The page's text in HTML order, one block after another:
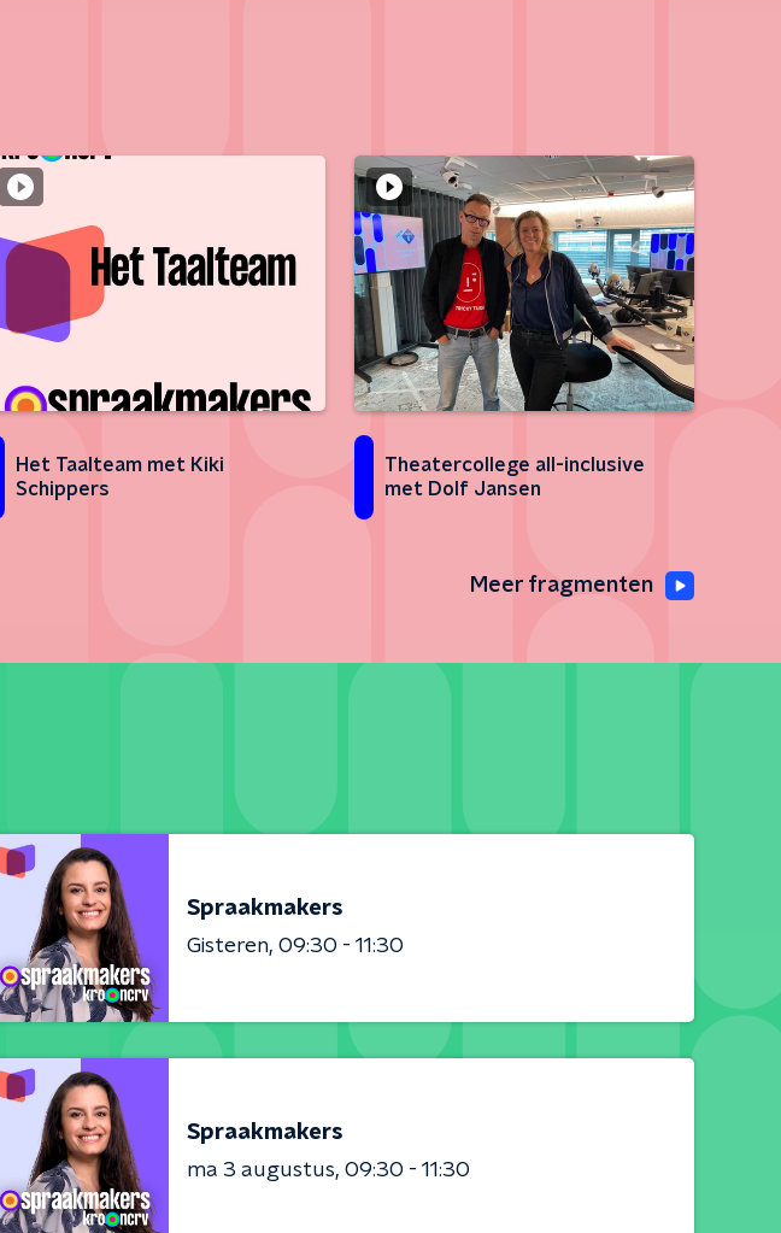
Het Taalteam met Kiki
Schippers
Theatercollege all-inclusive
met Dolf Jansen
Meer fragmenten
Spraakmakers
Gisteren 09:30 - 11:30
Spraakmakers
ma 3 augustus 09:30 - 11:30